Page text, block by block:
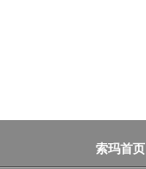
索玛首页